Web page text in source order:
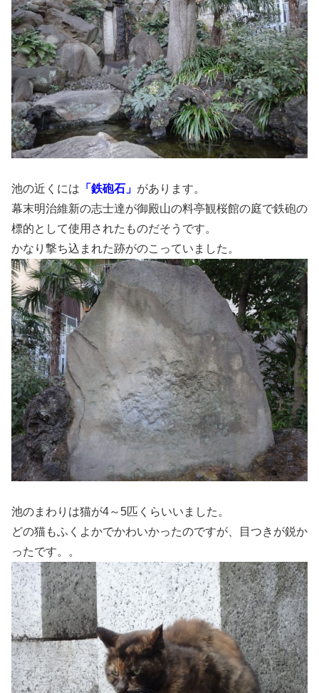
池の近くには 「鉄砲石」 があります。
幕末明治維新の志士達が御殿山の料亭観桜館の庭で鉄砲の
標的として使用されたものだそうです。
かなり撃ち込まれた跡がのこっていました。
池のまわりは猫が4～5匹くらいいました。
どの猫もふくよかでかわいかったのですが、目つきが鋭か
ったです。。